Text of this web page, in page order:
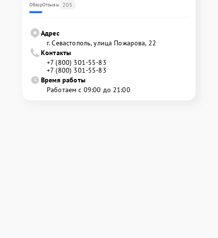
ОбзорОтзывы 205
Адрес
г. Севастополь, улица Пожарова, 22
Контакты
+7 (800) 301-55-83
+7 (800) 301-55-83
Время работы
Работаем с 09:00 до 21:00